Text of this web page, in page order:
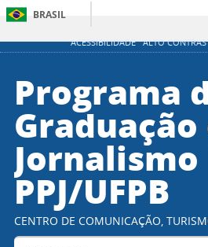
ACESSIBILIDADE ALTO
BRASIL
Programa
Graduação
Jornalismo
PPJ/UFPB
CENTRO DE COMUNICAÇÃO,
Buscar no portal